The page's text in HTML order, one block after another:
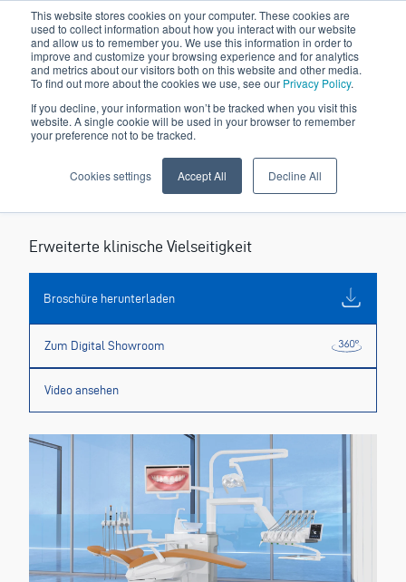
This website stores cookies on your computer. These cookies are
used to collect information about how you interact with our website
and allow us to remember you. We use this information in order to
improve and customize your browsing experience and for analytics
and metrics about our visitors both on this website and other media.
To find out more about the cookies we use, see our Privacy Policy.
If you decline, your information won’t be tracked when you visit this
website. A single cookie will be used in your browser to remember
your preference not to be tracked.
Cookies settings Accept All Decline All
Erweiterte klinische Vielseitigkeit
Broschüre herunterladen
Zum Digital Showroom
Video ansehen